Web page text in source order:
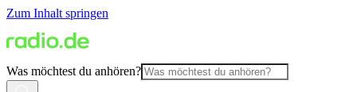
Zum Inhalt springen
Was möchtest du anhören?